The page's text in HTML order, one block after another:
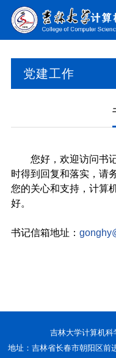
党建工作
您好，欢迎访问书
时得到回复和落实，请
您的关心和支持，计算
好。
书记信箱地址：
吉林大学计算机
地址：吉林省长春市朝阳区前